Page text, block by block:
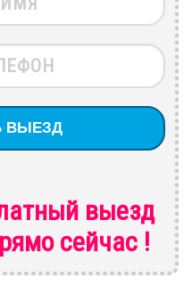
выезд
сейчас !